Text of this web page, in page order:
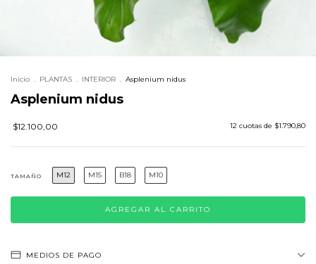
Inicio . PLANTAS . INTERIOR . Asplenium nidus
Asplenium nidus
$12.100,00 12 cuotas de $1.790,80
TAMAÑO M12 M15 B18 M10
MEDIOS DE PAGO